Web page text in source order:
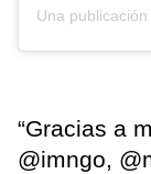
Una
“Gracias a
@imngo,